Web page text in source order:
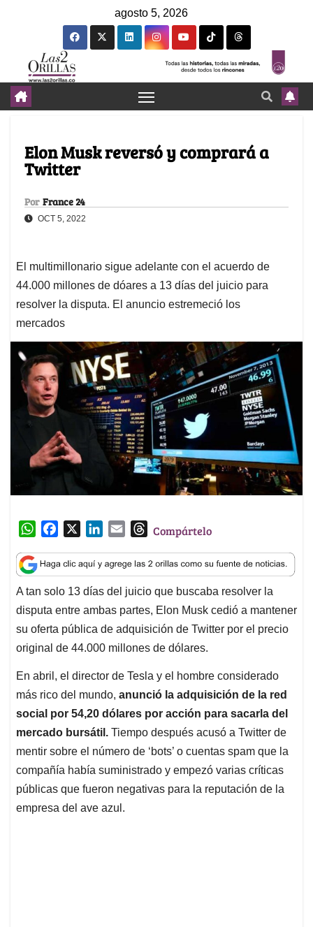
agosto 5, 2026
Elon Musk reversó y comprará a
Twitter
Por France 24
OCT 5, 2022
El multimillonario sigue adelante con el acuerdo de
44.000 millones de dóares a 13 días del juicio para
resolver la disputa. El anuncio estremeció los
mercados
W
a
t
s
A
p
p
c
e
b
o
o
k
n
k
e
d
I
n
a
i
l
T
r
e
a
d
s
Compártelo
A tan solo 13 días del juicio que buscaba resolver la
disputa entre ambas partes, Elon Musk cedió a mantener
su oferta pública de adquisición de Twitter por el precio
original de 44.000 millones de dólares.
En abril, el director de Tesla y el hombre considerado
más rico del mundo, anunció la adquisición de la red
social por 54,20 dólares por acción para sacarla del
mercado bursátil. Tiempo después acusó a Twitter de
mentir sobre el número de ‘bots’ o cuentas spam que la
compañía había suministrado y empezó varias críticas
públicas que fueron negativas para la reputación de la
empresa del ave azul.